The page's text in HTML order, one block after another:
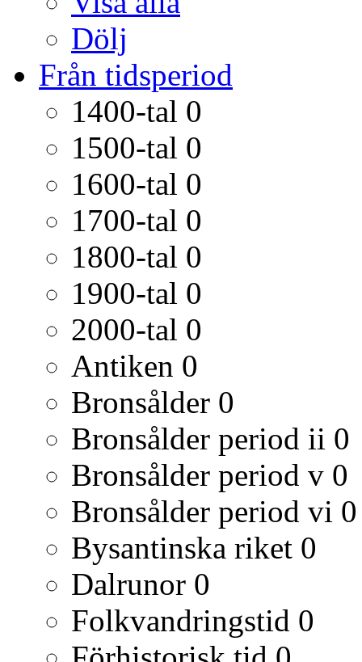
Dölj
Från tidsperiod
1400-tal 0
1500-tal 0
1600-tal 0
1700-tal 0
1800-tal 0
1900-tal 0
2000-tal 0
Antiken 0
Bronsålder 0
Bronsålder period ii 0
Bronsålder period v 0
Bronsålder period vi 0
Bysantinska riket 0
Dalrunor 0
Folkvandringstid 0